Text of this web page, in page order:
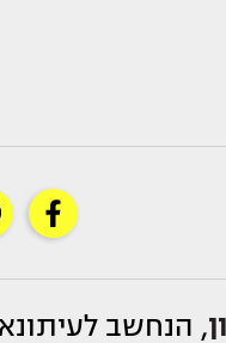
, הנחשב